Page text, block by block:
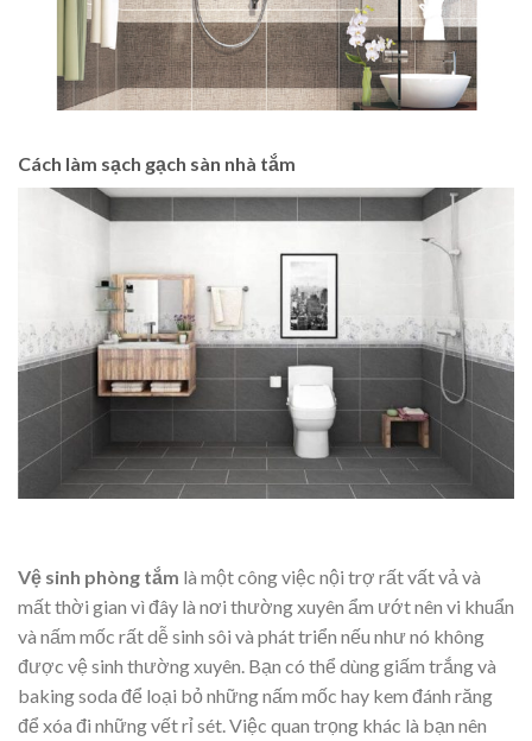
Cách làm sạch gạch sàn nhà tắm
Vệ sinh phòng tắm là một công việc nội trợ rất vất vả và
mất thời gian vì đây là nơi thường xuyên ẩm ướt nên vi khuẩn
và nấm mốc rất dễ sinh sôi và phát triển nếu như nó không
được vệ sinh thường xuyên. Bạn có thể dùng giấm trắng và
baking soda để loại bỏ những nấm mốc hay kem đánh răng
để xóa đi những vết rỉ sét. Việc quan trọng khác là bạn nên